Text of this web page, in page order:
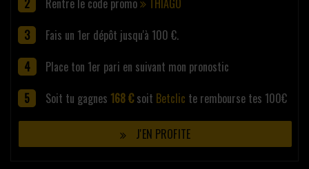
Fais un 1er dépôt jusqu'à 100 €.
Place ton 1er pari en suivant mon pronostic
Soit tu gagnes 168 € soit Betclic te rembourse tes 100€
J'EN PROFITE